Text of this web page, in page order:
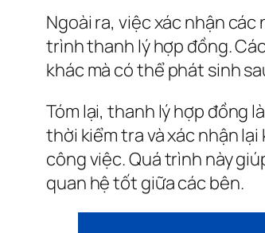
Ngoài ra, việc xác nhận
trình thanh lý hợp đồng.
khác mà có thể phát sinh
Tóm lại, thanh lý hợp đồng
thời kiểm tra và xác nhận
công việc. Quá trình này
quan hệ tốt giữa các bên.